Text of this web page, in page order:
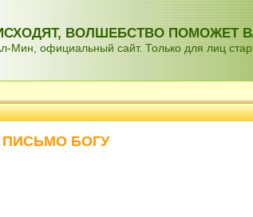
ВОЛШЕБСТВО ПОМОЖЕТ
Мин, официальный сайт. Только для лиц
БОГУ